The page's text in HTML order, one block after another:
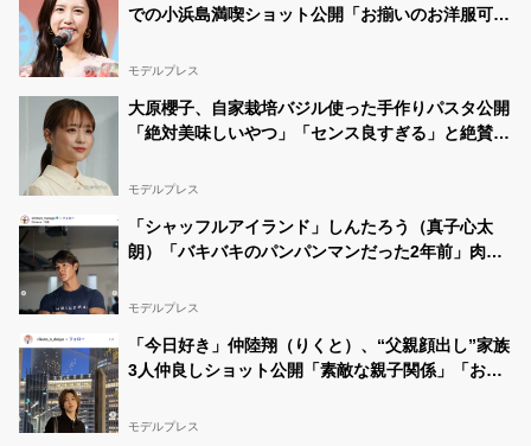
での小浜島満喫ショット公開「お揃いのお洋服可愛
モデルプレス
大原櫻子、自家栽培バジル使った手作りパスタ公開
「絶対美味しいやつ」「センス良すぎる」と絶賛の
モデルプレス
「シャッフルアイランド」しんたろう（真子心太
朗）「バキバキのパンパンマンだった2年前」肉体
見惚れちゃいます」の声
モデルプレス
「今日好き」仲陸翔（りくと）、“父親顔出し”家族
3人仲良しショット公開「素敵な親子関係」「お父
モデルプレス